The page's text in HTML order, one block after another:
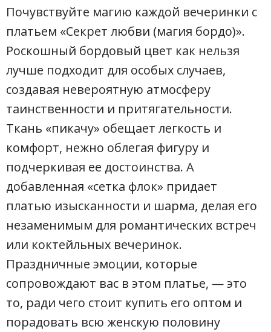
Почувствуйте магию каждой вечеринки с
платьем «Секрет любви (магия бордо)».
Роскошный бордовый цвет как нельзя
лучше подходит для особых случаев,
создавая невероятную атмосферу
таинственности и притягательности.
Ткань «пикачу» обещает легкость и
комфорт, нежно облегая фигуру и
подчеркивая ее достоинства. А
добавленная «сетка флок» придает
платью изысканности и шарма, делая его
незаменимым для романтических встреч
или коктейльных вечеринок.
Праздничные эмоции, которые
сопровождают вас в этом платье, — это
то, ради чего стоит купить его оптом и
порадовать всю женскую половину